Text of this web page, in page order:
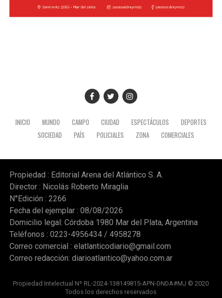
INICIO MUNDO CAMPO CIUDAD ESPECTÁCULOS
DEPORTES
SOCIEDAD
PAÍS POLICIALES ZONA COMERCIALES
Propiedad : Editorial Arena del Atlántico S. A.
Director : Nicolás Roberto Miraglia
N°Edición : 2266
Fecha del ejemplar : 08/08/2026
Domicilio legal: Córdoba 1980 Mar del Plata, Argentina
Teléfonos : 0223-4956434 / 4958278
Correo comercial : elatlanticodiario@gmail.com
Correo redacción: diarioatlantico@yahoo.com.ar
Propiedad Intelectual Nº RL-2024-138149815-APN-DNDA#MJ © 2020
Todos los derechos reservados